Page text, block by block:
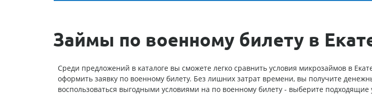
Займы по военному билету в
Среди предложений в каталоге вы сможете легко сравнить условия микрозаймов в
оформить заявку по военному билету. Без лишних затрат времени, вы получите
воспользоваться выгодными условиями на по военному билету - выберите